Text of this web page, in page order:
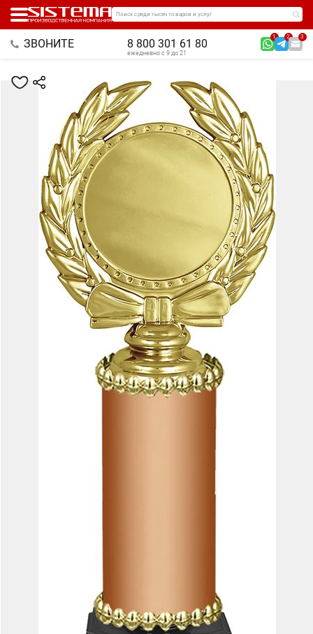
Поиск среди тысяч товаров и услуг
ЗВОНИТЕ 8 800 301 61 80
1 2 3
ежедневно с 9 до 21